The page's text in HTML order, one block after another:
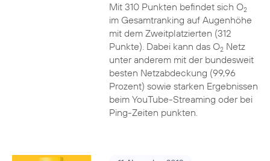
Mit 310 Punkten befindet sich O2
im Gesamtranking auf Augenhöhe
mit dem Zweitplatzierten (312
Punkte). Dabei kann das O2Netz
unter anderem mit der bundesweit
besten Netzabdeckung (99,96
Prozent) sowie starken Ergebnissen
beim YouTube-Streaming oder bei
Ping-Zeiten punkten.